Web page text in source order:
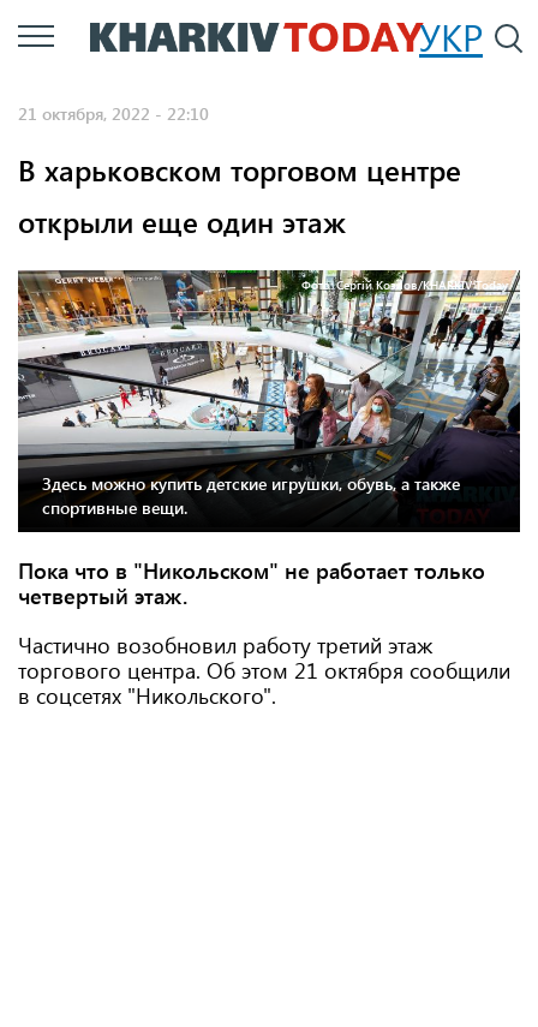
Перейти
к
УКР
21 октября, 2022 - 22:10
В харьковском торговом центре
открыли еще один этаж
Фото: Сергій Козлов/KHARKIV Today
Здесь можно купить детские игрушки, обувь, а также
спортивные вещи.
Пока что в "Никольском" не работает только
четвертый этаж.
Частично возобновил работу третий этаж
торгового центра. Об этом 21 октября сообщили
в соцсетях "Никольского".